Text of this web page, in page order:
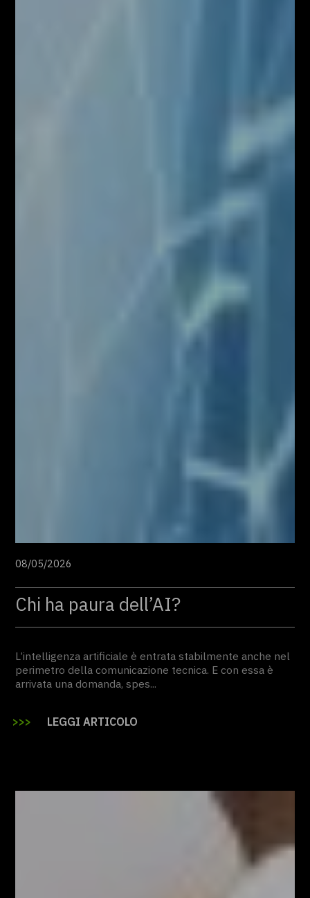
08/05/2026
Chi ha paura dell’AI?
L’intelligenza artificiale è entrata stabilmente anche nel
perimetro della comunicazione tecnica. E con essa è
arrivata una domanda, spes...
> LEGGI ARTICOLO